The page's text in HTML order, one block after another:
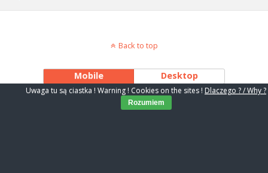
Back to top
Mobile Desktop
Uwaga tu są ciastka ! Warning ! Cookies on the sites ! Dlaczego ? / Why ?
Rozumiem